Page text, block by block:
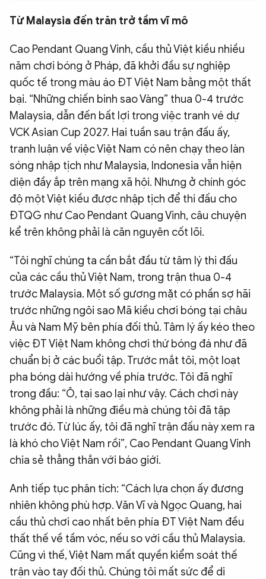
BẠN ĐỌC & CAND
ĐA PHƯƠNG TIỆN
eMagazine
Podcast
Video Ảnh
Infographic
Chuyên trangAn ninh thế giớiVăn nghệ Công an
Chuyên đề
Từ Malaysia đến trăn trở tầm vĩ mô
Cao Pendant Quang Vinh, cầu thủ Việt kiều nhiều
năm chơi bóng ở Pháp, đã khởi đầu sự nghiệp
quốc tế trong màu áo ĐT Việt Nam bằng một thất
bại. “Những chiến binh sao Vàng” thua 0-4 trước
Malaysia, dẫn đến bất lợi trong việc tranh vé dự
VCK Asian Cup 2027. Hai tuần sau trận đấu ấy,
tranh luận về việc Việt Nam có nên chạy theo làn
sóng nhập tịch như Malaysia, Indonesia vẫn hiện
diện đầy ắp trên mạng xã hội. Nhưng ở chính góc
độ một Việt kiều được nhập tịch để thi đấu cho
ĐTQG như Cao Pendant Quang Vinh, câu chuyện
kể trên không phải là căn nguyên cốt lõi.
“Tôi nghĩ chúng ta cần bắt đầu từ tâm lý thi đấu
của các cầu thủ Việt Nam, trong trận thua 0-4
trước Malaysia. Một số gương mặt có phần sợ hãi
trước những ngôi sao Mã kiều chơi bóng tại châu
Âu và Nam Mỹ bên phía đối thủ. Tâm lý ấy kéo theo
việc ĐT Việt Nam không chơi thứ bóng đá như đã
chuẩn bị ở các buổi tập. Trước mắt tôi, một loạt
pha bóng dài hướng về phía trước. Tôi đã nghĩ
trong đầu: “Ô, tại sao lại như vậy. Cách chơi này
không phải là những điều mà chúng tôi đã tập
trước đó. Từ lúc ấy, tôi đã nghĩ trận đấu này xem ra
là khó cho Việt Nam rồi”, Cao Pendant Quang Vinh
chia sẻ thẳng thắn với báo giới.
Anh tiếp tục phân tích: “Cách lựa chọn ấy đương
nhiên không phù hợp. Văn Vĩ và Ngọc Quang, hai
cầu thủ chơi cao nhất bên phía ĐT Việt Nam đều
thất thế về tầm vóc, nếu so với cầu thủ Malaysia.
Cũng vì thế, Việt Nam mất quyền kiểm soát thế
trận vào tay đối thủ. Chúng tôi mất sức để di